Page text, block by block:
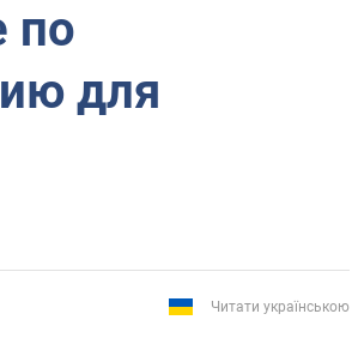
по
для
Читати українською